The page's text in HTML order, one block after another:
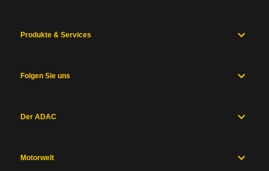
Produkte & Services
Folgen Sie uns
Der ADAC
Motorwelt